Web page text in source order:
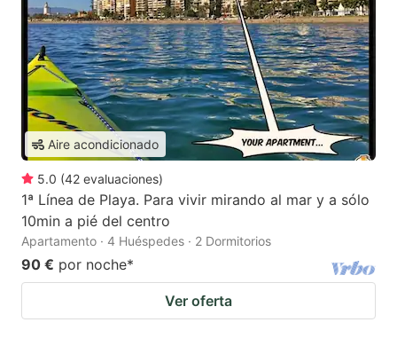
Aire acondicionado
5.0 (42 evaluaciones)
1ª Línea de Playa. Para vivir mirando al mar y a sólo
10min a pié del centro
Apartamento · 4 Huéspedes · 2 Dormitorios
90 € por noche*
Ver oferta